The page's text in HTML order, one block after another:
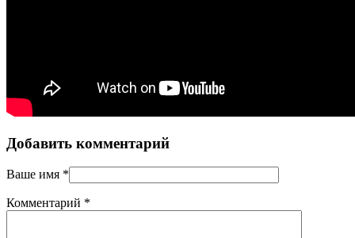
Добавить комментарий
Ваше имя *
Комментарий *